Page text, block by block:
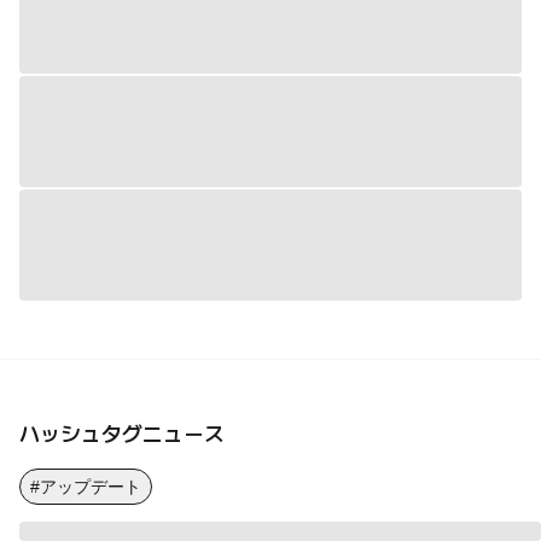
ハッシュタグニュース
#アップデート